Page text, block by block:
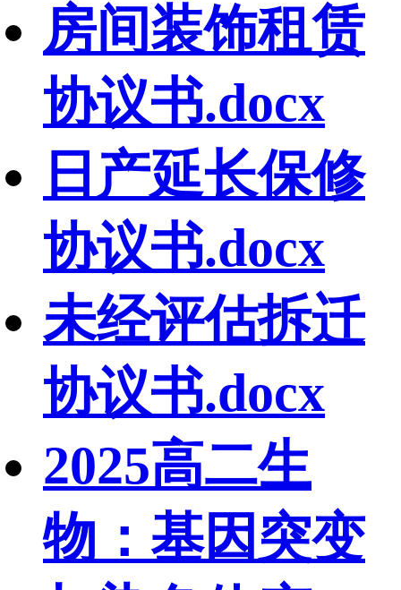
房间装饰租赁
协议书.docx
日产延长保修
协议书.docx
未经评估拆迁
协议书.docx
2025高二生
物：基因突变